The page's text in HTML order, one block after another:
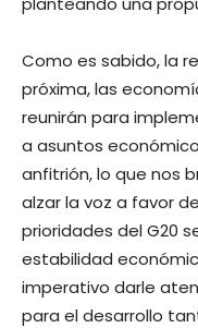
Como es sabido, la
próxima, las
reunirán para
a asuntos
anfitrión, lo que nos
alzar la voz a favor
prioridades del G20
estabilidad
imperativo darle
para el desarrollo